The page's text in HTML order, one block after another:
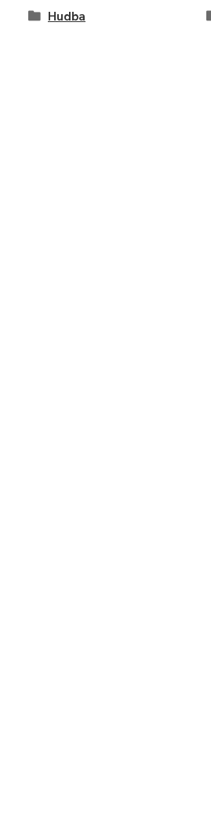
Hudba